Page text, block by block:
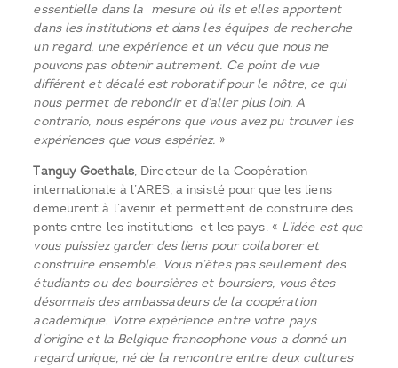
essentielle dans la mesure où ils et elles apportent
dans les institutions et dans les équipes de recherche
un regard, une expérience et un vécu que nous ne
pouvons pas obtenir autrement. Ce point de vue
différent et décalé est roboratif pour le nôtre, ce qui
nous permet de rebondir et d’aller plus loin. A
contrario, nous espérons que vous avez pu trouver les
expériences que vous espériez. »
Tanguy Goethals, Directeur de la Coopération
internationale à l’ARES, a insisté pour que les liens
demeurent à l’avenir et permettent de construire des
ponts entre les institutions et les pays. « L’idée est que
vous puissiez garder des liens pour collaborer et
construire ensemble. Vous n’êtes pas seulement des
étudiants ou des boursières et boursiers, vous êtes
désormais des ambassadeurs de la coopération
académique. Votre expérience entre votre pays
d’origine et la Belgique francophone vous a donné un
regard unique, né de la rencontre entre deux cultures